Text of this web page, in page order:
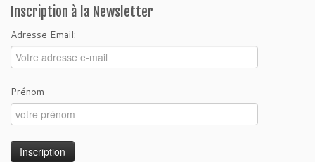
Inscription à la Newsletter
Adresse Email:
Prénom